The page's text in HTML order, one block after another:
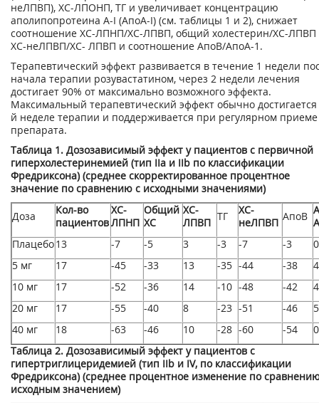
неЛПВП), ХС-ЛПОНП, ТГ и увеличивает концентрацию
аполипопротеина A-I (АпоА-I) (см. таблицы 1 и 2), снижает
соотношение ХС-ЛПНП/ХС-ЛПВП, общий холестерин/ХС-ЛПВП
ХС-неЛПВП/ХС- ЛПВП и соотношение АпоВ/АпоА-1.
Терапевтический эффект развивается в течение 1 недели
начала терапии розувастатином, через 2 недели лечения
достигает 90% от максимально возможного эффекта.
Максимальный терапевтический эффект обычно достигается
й неделе терапии и поддерживается при регулярном приеме
препарата.
Таблица 1. Дозозависимый эффект у пациентов с первичной
гиперхолестеринемией (тип IIа и IIb по классификации
Фредриксона) (среднее скорректированное процентное
значение по сравнению с исходными значениями)
Доза
Кол-во
пациентов
ХС-
ЛПНП
Общий
ХС
ХС-
ЛПВП ТГ
ХС-
неЛПВП АпоВ
Плацебо13 -7 -5 3 -3 -7 -3
0
5 мг
17 -45 -33 13 -35 -44 -38
4
10 мг
17 -52 -36 14 -10 -48 -42
4
20 мг
17 -55 -40 8 -23 -51 -46
5
40 мг
18 -63 -46 10 -28 -60 -54
0
Таблица 2. Дозозависимый эффект у пациентов с
гипертриглицеридемией (тип IIb и IV, по классификации
Фредриксона) (среднее процентное изменение по
исходным значением)